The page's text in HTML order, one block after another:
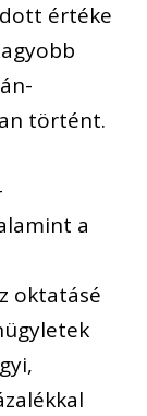
értéke
történt.
a
oktatásé